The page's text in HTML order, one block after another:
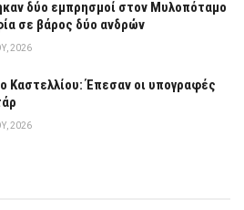
δύο εμπρησμοί στον Μυλοπόταμο
σε βάρος δύο ανδρών
2026
Καστελλίου: Έπεσαν οι υπογραφές
2026